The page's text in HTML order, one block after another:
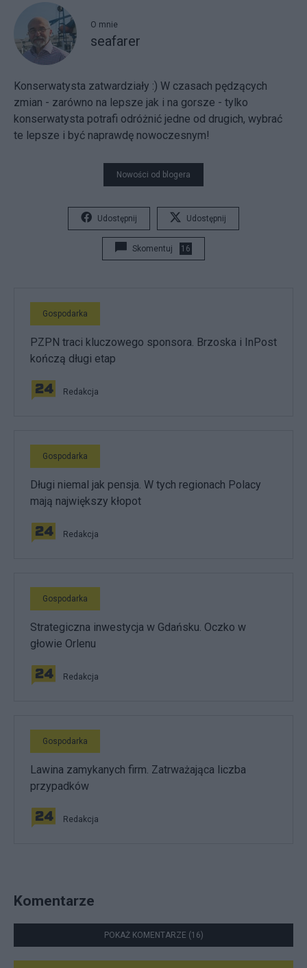
O mnie
seafarer
Konserwatysta zatwardziały :) W czasach pędzących
zmian - zarówno na lepsze jak i na gorsze - tylko
konserwatysta potrafi odróżnić jedne od drugich, wybrać
te lepsze i być naprawdę nowoczesnym!
Nowości od blogera
Udostępnij Udostępnij
Skomentuj 16
Gospodarka
PZPN traci kluczowego sponsora. Brzoska i InPost
kończą długi etap
Redakcja
Gospodarka
Długi niemal jak pensja. W tych regionach Polacy
mają największy kłopot
Redakcja
Gospodarka
Strategiczna inwestycja w Gdańsku. Oczko w
głowie Orlenu
Redakcja
Gospodarka
Lawina zamykanych firm. Zatrważająca liczba
przypadków
Redakcja
Komentarze
POKAŻ KOMENTARZE (16)